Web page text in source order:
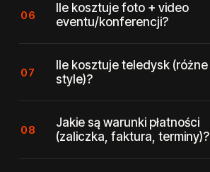
06
Ile kosztuje foto + video
eventu/konferencji?
07
Ile kosztuje teledysk (różne
style)?
08
Jakie są warunki płatności
(zaliczka, faktura, terminy)?